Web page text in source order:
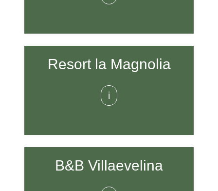
Resort la Magnolia
i
B&B Villaevelina